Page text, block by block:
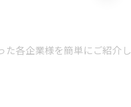
各企業様を簡単にご紹介し